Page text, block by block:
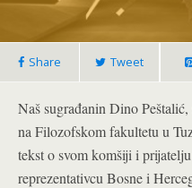
Share Tweet
Naš sugrađanin Dino
na Filozofskom fakultetu u
tekst o svom komšiji i
reprezentativcu Bosne i